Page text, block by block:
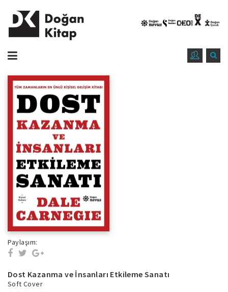
Paylaşım:
Dost Kazanma ve İnsanları Etkileme Sanatı
Soft Cover